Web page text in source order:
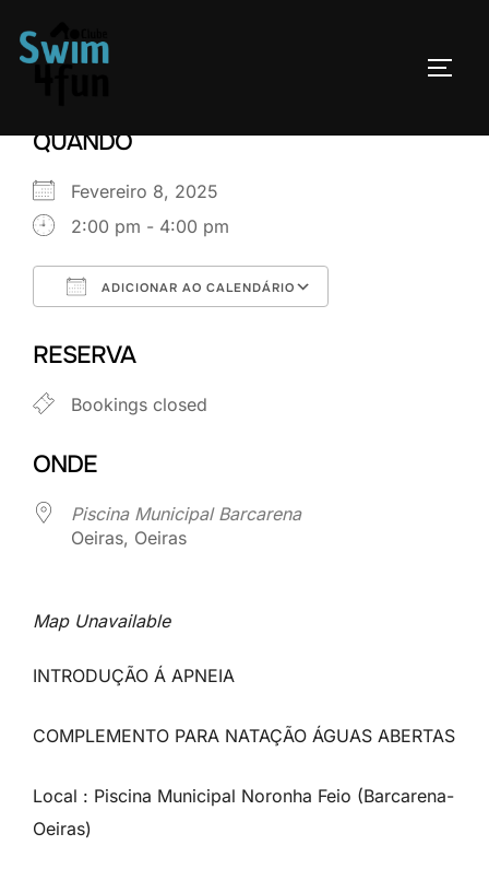
QUANDO
Fevereiro 8, 2025
2:00 pm - 4:00 pm
ADICIONAR AO CALENDÁRIO
RESERVA
Bookings closed
ONDE
Piscina Municipal Barcarena
Oeiras, Oeiras
Map Unavailable
INTRODUÇÃO Á APNEIA
COMPLEMENTO PARA NATAÇÃO ÁGUAS ABERTAS
Local : Piscina Municipal Noronha Feio (Barcarena-
Oeiras)